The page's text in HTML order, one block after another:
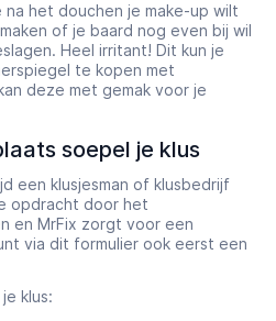
het douchen je make-up wilt
of je baard nog even bij wil
Heel irritant! Dit kun je
te kopen met
deze met gemak voor je
soepel je klus
een klusjesman of klusbedrijf
opdracht door het
en MrFix zorgt voor een
via dit formulier ook eerst een
klus: